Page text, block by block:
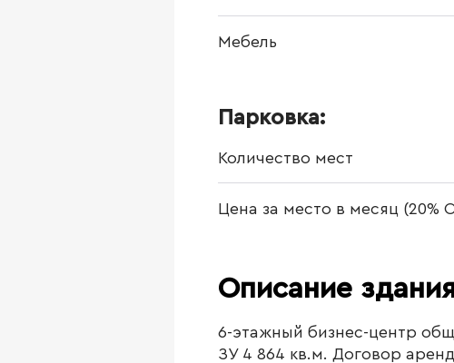
Мебель
Парковка:
Количество мест
Цена за место в месяц (20%
Описание
6-этажный бизнес-центр
ЗУ 4 864 кв.м. Договор